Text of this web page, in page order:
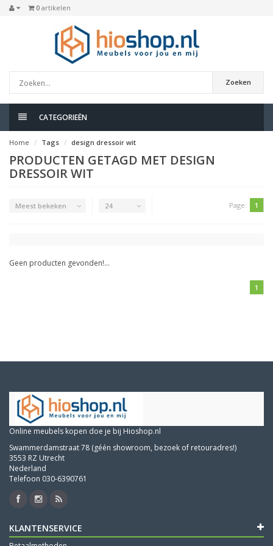
0 artikelen
Zoeken
CATEGORIEËN
Home Tags design dressoir wit
PRODUCTEN GETAGD MET DESIGN
DRESSOIR WIT
Meest bekeken 24 Page: 1
Geen producten gevonden!...
1
Online meubels kopen doe je bij Hioshop.nl
Swammerdamstraat 78 (géén showroom, bezoek of retouradres!)
3553 RZ Utrecht
Nederland
Telefoon 030-6390761
KLANTENSERVICE